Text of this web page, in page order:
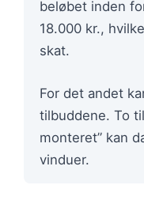
beløbet inden
18.000 kr.,
skat.
For det andet
tilbuddene. To
monteret” kan
vinduer.